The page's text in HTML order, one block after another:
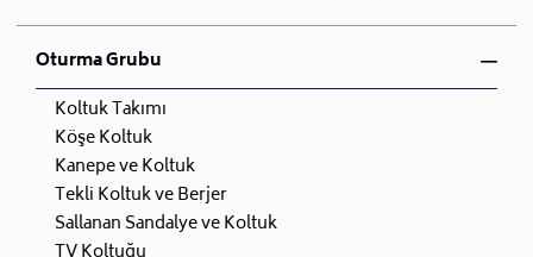
Oturma Grubu
Koltuk Takımı
Köşe Koltuk
Kanepe ve Koltuk
Tekli Koltuk ve Berjer
Sallanan Sandalye ve Koltuk